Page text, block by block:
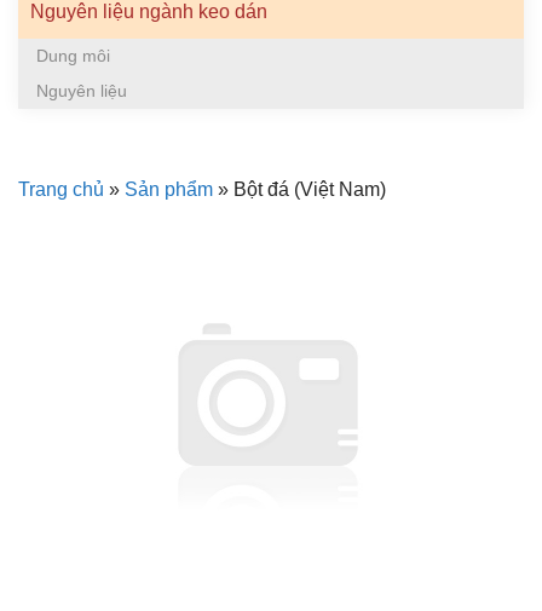
Trang chủ » Sản phẩm » Bột đá (Việt Nam)
Nguyên liệu ngành keo dán
Dung môi
Nguyên liệu